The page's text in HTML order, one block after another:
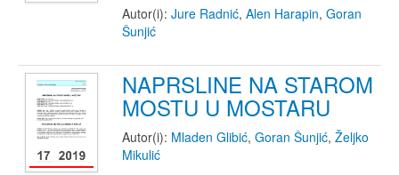
Autor(i): Jure Radnić, Alen Harapin, Goran
Šunjić
NAPRSLINE NA STAROM
MOSTU U MOSTARU
Autor(i): Mladen Glibić, Goran Šunjić, Željko
Mikulić